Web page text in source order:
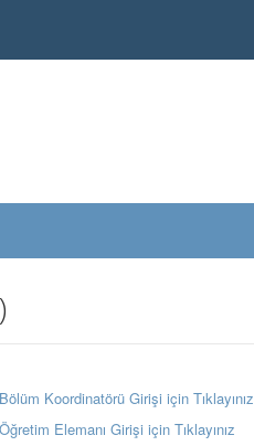
Bölüm Koordinatörü Girişi için Tıklayınız
Öğretim Elemanı Girişi için Tıklayınız